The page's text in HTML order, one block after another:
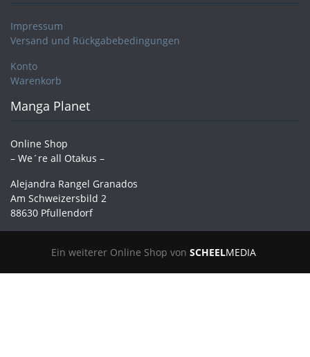
Impressum
Versand und Rückgabebedingungen
Konto
Warenkorb
Manga Planet
Online Shop
– We´re all Otakus –
Alejandra Rangel Granados
Am Schweizersbild 2
88630 Pfullendorf
Ein weiterer Online Shop von SCHEELMEDIA